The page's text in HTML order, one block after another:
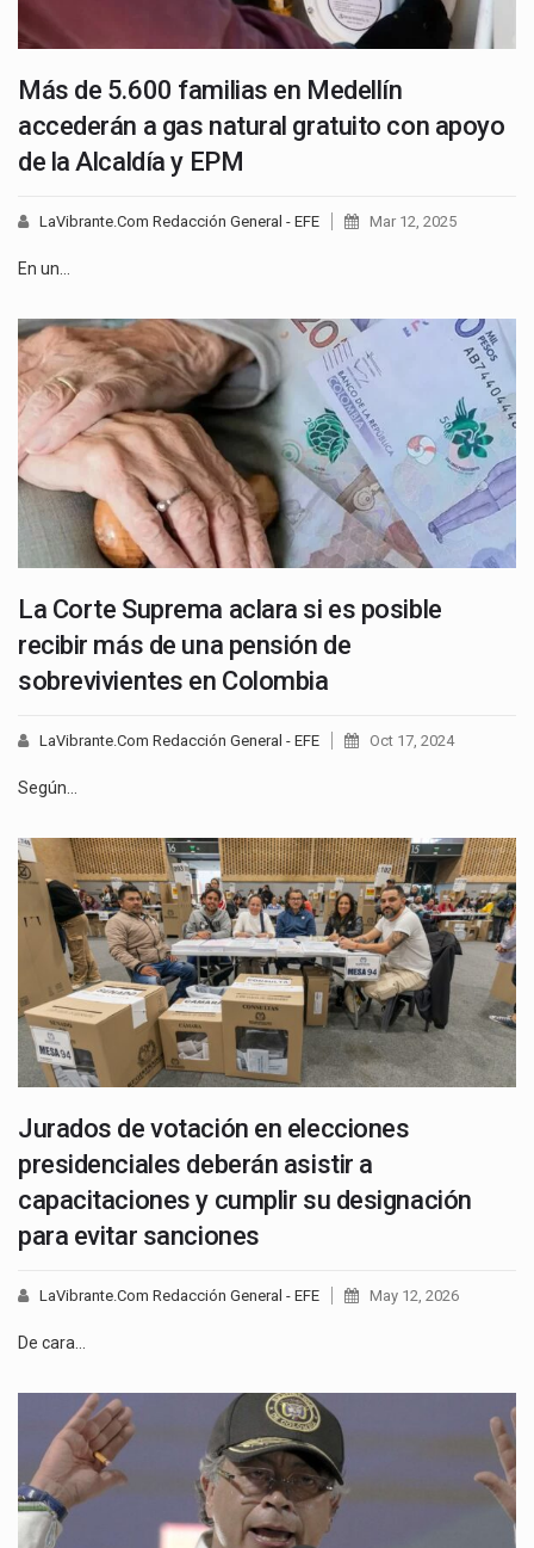
Más de 5.600 familias en Medellín
accederán a gas natural gratuito con apoyo
de la Alcaldía y EPM
LaVibrante.Com Redacción General - EFE Mar 12, 2025
En un…
La Corte Suprema aclara si es posible
recibir más de una pensión de
sobrevivientes en Colombia
LaVibrante.Com Redacción General - EFE Oct 17, 2024
Según…
Jurados de votación en elecciones
presidenciales deberán asistir a
capacitaciones y cumplir su designación
para evitar sanciones
LaVibrante.Com Redacción General - EFE May 12, 2026
De cara…